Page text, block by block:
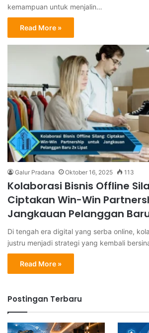
kemampuan untuk menjalin…
Read More »
Galur Pradana Oktober 16, 2025 113
Kolaborasi Bisnis Offline
Ciptakan Win-Win
Jangkauan Pelanggan
Di tengah era digital yang serba online,
justru menjadi strategi yang kembali
Read More »
Postingan Terbaru